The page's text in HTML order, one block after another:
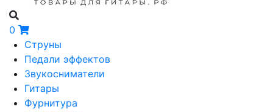
0
Струны
Педали эффектов
Звукосниматели
Гитары
Фурнитура